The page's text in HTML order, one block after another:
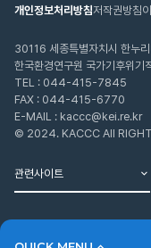
연
증
개인정보처리방침저작권방침
30116 세종특별자치시 한누
한국환경연구원 국가기후위기
TEL : 044-415-7845
FAX : 044-415-6770
E-MAIL : kaccc@kei.re.kr
© 2024. KACCC All
관련사이트